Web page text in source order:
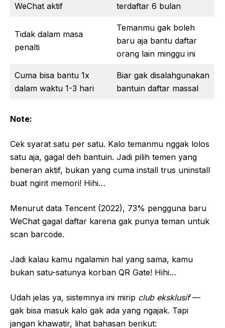
WeChat aktif
terdaftar 6 bulan
Tidak dalam masa
penalti
Temanmu gak boleh
baru aja bantu daftar
orang lain minggu ini
Cuma bisa bantu 1x
dalam waktu 1-3 hari
Biar gak disalahgunakan
bantuin daftar massal
Note:
Cek syarat satu per satu. Kalo temanmu nggak lolos
satu aja, gagal deh bantuin. Jadi pilih temen yang
beneran aktif, bukan yang cuma install trus uninstall
buat ngirit memori! Hihi…
Menurut data Tencent (2022), 73% pengguna baru
WeChat gagal daftar karena gak punya teman untuk
scan barcode.
Jadi kalau kamu ngalamin hal yang sama, kamu
bukan satu-satunya korban QR Gate! Hihi…
Udah jelas ya, sistemnya ini mirip club eksklusif—
gak bisa masuk kalo gak ada yang ngajak. Tapi
jangan khawatir, lihat bahasan berikut: